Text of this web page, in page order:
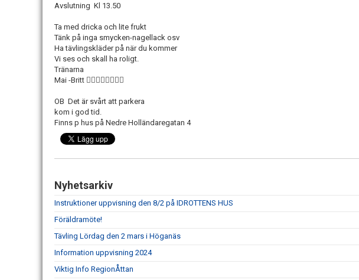
Avslutning Kl 13.50
Ta med dricka och lite frukt
Tänk på inga smycken-nagellack osv
Ha tävlingskläder på när du kommer
Vi ses och skall ha roligt.
Tränarna
Mai -Britt 🤸‍♀️🤸‍♀️🤸‍♀️🤸‍♀️
OB Det är svårt att parkera
kom i god tid.
Finns p hus på Nedre Holländaregatan 4
Nyhetsarkiv
Instruktioner uppvisning den 8/2 på IDROTTENS HUS
Föräldramöte!
Tävling Lördag den 2 mars i Höganäs
Information uppvisning 2024
Viktig Info RegionÅttan